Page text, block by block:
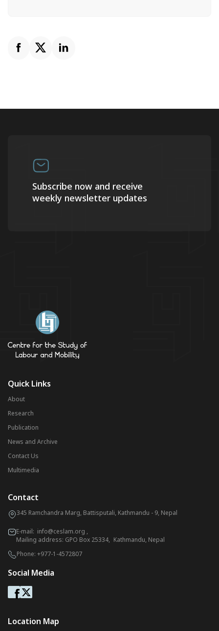
Subscribe now and receive
weekly newsletter updates
Quick Links
About
Research
Publication
News and Archive
Contact Us
Multimedia
Contact
345 Ramchandra Marg, Battisputali, Kathmandu - 9, Nepal
E-mail: info@ceslam.org ,
Mailing address: GPO Box 25334, Kathmandu, Nepal
Phone: +977-1-4572807
Social Media
Location Map